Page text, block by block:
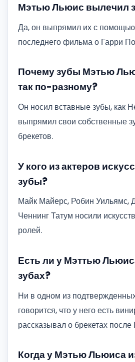
Мэтью Льюис вылечил
Да, он выпрямил их с помощью
последнего фильма о Гарри
Почему зубы Мэтью
так по-разному?
Он носил вставные зубы, как
выпрямил свои собственные
брекетов.
У кого из актеров
зубы?
Майк Майерс, Робин Уильямс,
Ченнинг Татум носили
ролей.
Есть ли у Мэттью
зубах?
Ни в одном из
говорится, что у него есть
рассказывал о брекетах после
Когда у Мэтью Льюиса